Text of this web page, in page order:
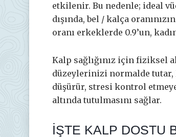
etkilenir. Bu nedenle; ideal
dışında, bel / kalça
oranı erkeklerde 0.9’un,
Kalp sağlığınız için fiziksel
düzeylerinizi normalde tutar,
düşürür, stresi kontrol
altında tutulmasını sağlar.
İŞTE KALP DOSTU